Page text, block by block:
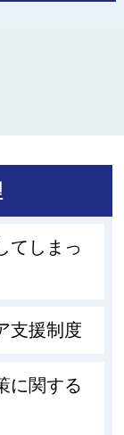
てしまっ
支援制度
に関する